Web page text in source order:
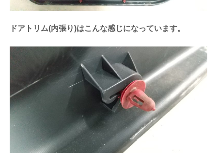
ドアトリム(内張り)はこんな感じになっています。